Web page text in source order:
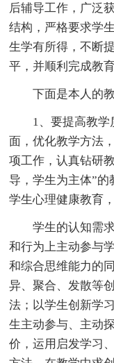
后辅导工作，广泛
结构，严格要求学
生学有所得，不断
平，并顺利完成教
下面是本人的
1、要提高教
面，优化教学方法
项工作，认真钻研
导，学生为主体”
学生心理健康教育
学生的认知需
和行为上主动参与
和综合思维能力的
异、聚合、发散等
法；以学生创新学
生主动参与、主动
价，运用启发学习